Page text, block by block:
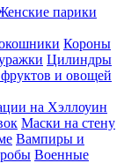
парики
Короны
Цилиндры
и овощей
на Хэллоуин
Маски на стену
Вампиры и
Военные